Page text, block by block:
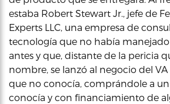
estaba Robert Stewart Jr., jefe de
Experts LLC, una empresa de
tecnología que no había
antes y que, distante de la pericia
nombre, se lanzó al negocio del
que no conocía, comprándole a
conocía y con financiamiento de